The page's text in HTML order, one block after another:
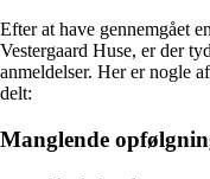
Efter at have gennemgået
Vestergaard Huse, er der
anmeldelser. Her er nogle
delt:
Manglende